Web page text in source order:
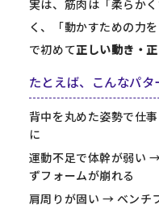
実は、筋肉は「柔らか
く、「動かすための力
で初めて正しい動き・
たとえば、こんなパタ
背中を丸めた姿勢で仕
に
運動不足で体幹が弱い
ずフォームが崩れる
肩周りが固い → ベンチ